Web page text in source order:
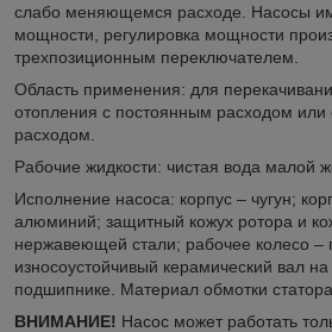
слабо меняющемся расходе. Насосы
мощности, регулировка мощности
трехпозиционным переключателем.
Область применения: для
отопления с постоянным расходом
расходом.
Рабочие жидкости: чистая вода малой
Исполнение насоса: корпус – чугун;
алюминий; защитный кожух ротора и
нержавеющей стали; рабочее колесо –
износоустойчивый керамический вал
подшипнике. Материал обмотки
ВНИМАНИЕ! Насос может работать